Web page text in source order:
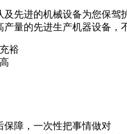
及先进的机械设备为您保驾
产量的先进生产机器设备，
裕
保障，一次性把事情做对